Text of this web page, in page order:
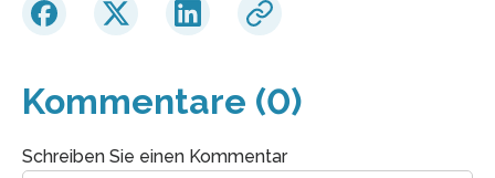
Kommentare (0)
Schreiben Sie einen Kommentar